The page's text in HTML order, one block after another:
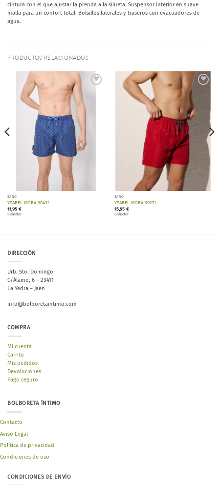
cintura con el que ajustar la prenda a la silueta. Suspensor interior en suave
malla para un confort total. Bolsillos laterales y traseros con evacuadores de
agua.
PRODUCTOS RELACIONADOS
BAÑO
YSABEL MORA 90432
11,95 €
Bañador
deseos
BAÑO
YSABEL MORA 90271
15,95 €
Bañador
DIRECCIÓN
Urb. Sto. Domingo
C/Álamo, 6 – 23411
La Yedra – Jaén
info@bolboretaintimo.com
COMPRA
Mi cuenta
Carrito
Mis pedidos
Devoluciones
Pago seguro
BOLBORETA ÍNTIMO
Contacto
Aviso Legal
Política de privacidad
Condiciones de uso
CONDICIONES DE ENVÍO